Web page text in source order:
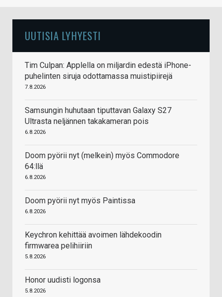
UUTISIA LYHYESTI
Tim Culpan: Applella on miljardin edestä iPhone-
puhelinten siruja odottamassa muistipiirejä
7.8.2026
Samsungin huhutaan tiputtavan Galaxy S27
Ultrasta neljännen takakameran pois
6.8.2026
Doom pyörii nyt (melkein) myös Commodore
64:llä
6.8.2026
Doom pyörii nyt myös Paintissa
6.8.2026
Keychron kehittää avoimen lähdekoodin
firmwarea pelihiiriin
5.8.2026
Honor uudisti logonsa
5.8.2026